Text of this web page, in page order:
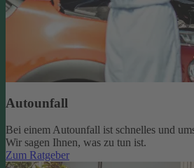
Autounfall
Bei einem Autounfall ist schnelles und
Wir sagen Ihnen, was zu tun ist.
Zum Ratgeber